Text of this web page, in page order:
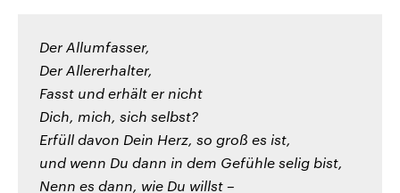
Der Allumfasser,
Der Allererhalter,
Fasst und erhält er nicht
Dich, mich, sich selbst?
Erfüll davon Dein Herz, so groß es ist,
und wenn Du dann in dem Gefühle selig bist,
Nenn es dann, wie Du willst –